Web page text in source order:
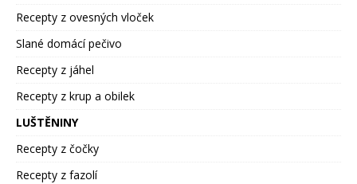
Recepty z ovesných vloček
Slané domácí pečivo
Recepty z jáhel
Recepty z krup a obilek
LUŠTĚNINY
Recepty z čočky
Recepty z fazolí